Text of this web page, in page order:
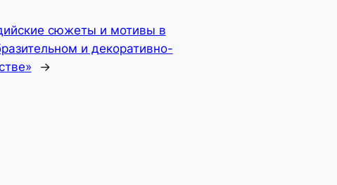
сюжеты и мотивы в
и декоративно-
→